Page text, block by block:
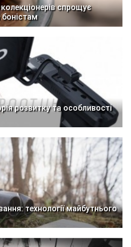
спрощує
розвитку та особливості
технології майбутнього